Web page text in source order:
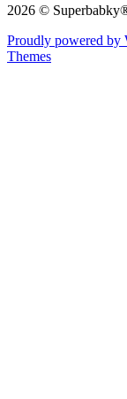
2026 ©
Proudly powered by
Themes